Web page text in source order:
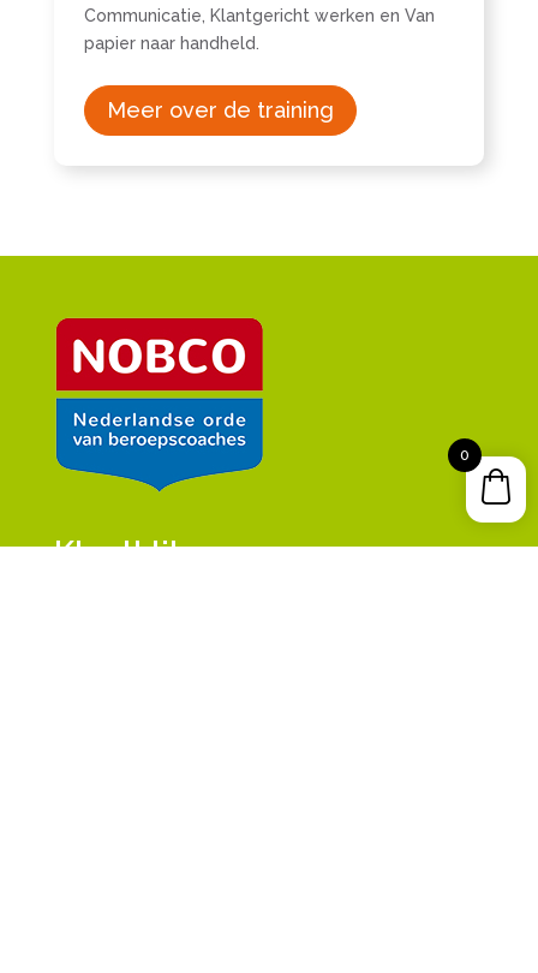
Communicatie, Klantgericht werken en Van
papier naar handheld.
Meer over de training
Klantklik
0